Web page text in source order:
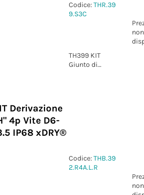
Codice:THR.39
9.S3C
non
TH399 KIT
Giunto di
Derivazione
4p Vite D6-
IP68 xDRY®
Codice:THB.39
2.R4A.L.R
non